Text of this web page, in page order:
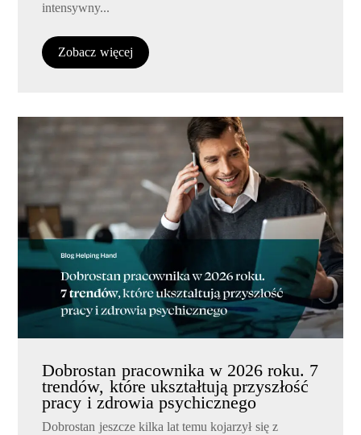
intensywny...
Zobacz więcej
Dobrostan pracownika w 2026 roku. 7
trendów, które ukształtują przyszłość
pracy i zdrowia psychicznego
Dobrostan jeszcze kilka lat temu kojarzył się z